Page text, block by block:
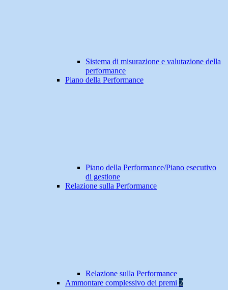
Sistema di misurazione e valutazione della
performance
Piano della Performance
Piano della Performance/Piano esecutivo
di gestione
Relazione sulla Performance
Relazione sulla Performance
Ammontare complessivo dei premi 2